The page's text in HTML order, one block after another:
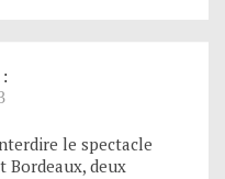
le spectacle
Bordeaux, deux